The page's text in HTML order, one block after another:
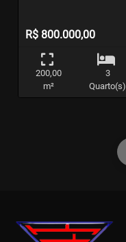
R$ 800.000,00
200,00
m²
3
Quarto(s)